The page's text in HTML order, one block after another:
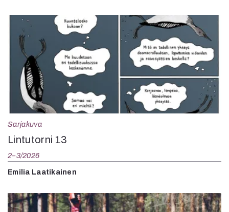
Sarjakuva
Lintutorni 13
2–3/2026
Emilia Laatikainen